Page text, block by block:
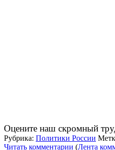
Оцените наш скромный
Рубрика: Политики России
Читать комментарии (Лента